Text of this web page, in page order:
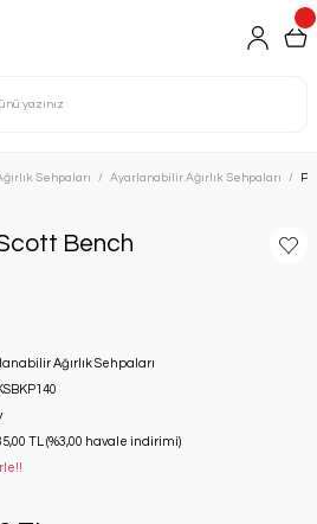
Sehpaları Ayarlanabilir Ağırlık Sehpaları
Bench
Ağırlık Sehpaları
TL (%3,00 havale indirimi)